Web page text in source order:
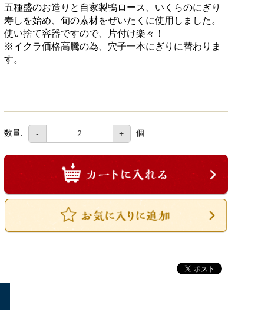
五種盛のお造りと自家製鴨ロース、いくらのにぎり
寿しを始め、旬の素材をぜいたくに使用しました。
使い捨て容器ですので、片付け楽々！
※イクラ価格高騰の為、穴子一本にぎりに替わりま
す。
数量: - + 個